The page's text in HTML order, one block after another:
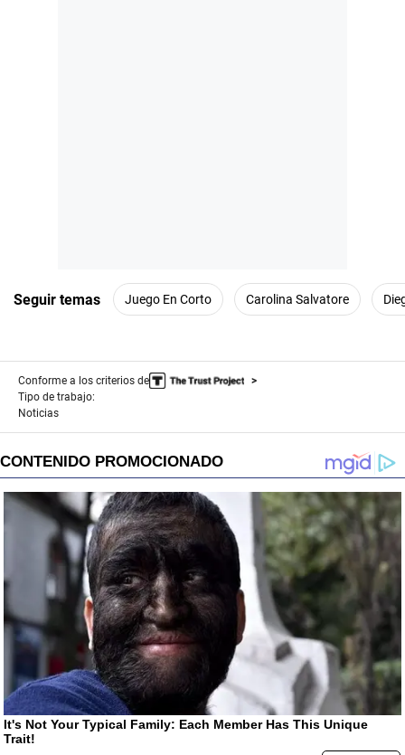
Seguir temas Juego En Corto Carolina Salvatore
Conforme a los criterios de
Tipo de trabajo:
Noticias